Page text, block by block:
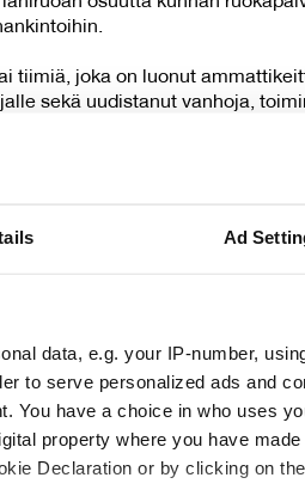
Ad
data, e.g. your IP-number,
to serve personalized ads and
You have a choice in who uses
property where you have
Declaration or by clicking on
tiimiä, joka on luonut
sekä uudistanut vanhoja,
joista osassa
tuottajille
2014 lähiruoan käytön
Lähiruoasta tehdään
isosta
alueen oman
tehtyä ”tuttua” ruokaa.